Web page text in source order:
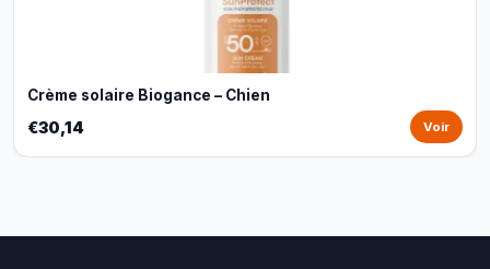
Crème solaire Biogance – Chien
€30,14 Voir